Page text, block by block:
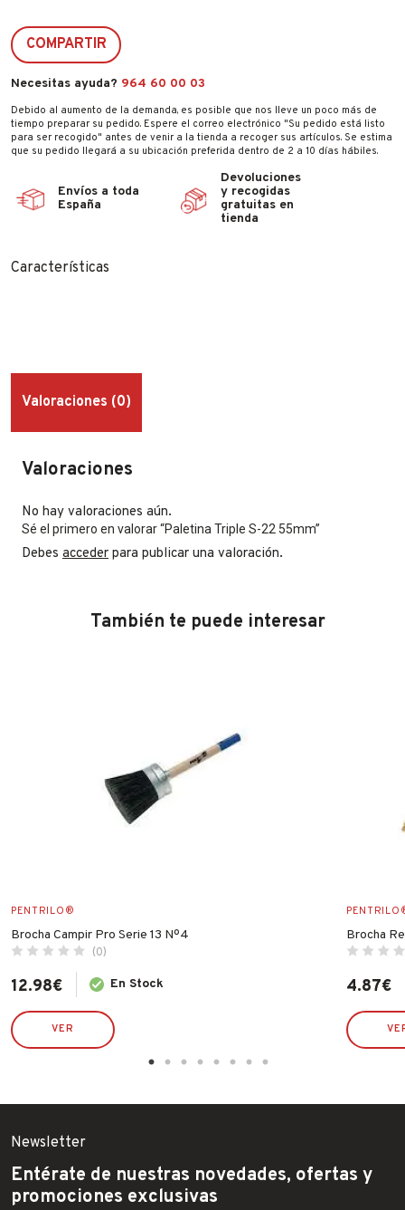
COMPARTIR
Necesitas ayuda? 964 60 00 03
Debido al aumento de la demanda, es posible que nos lleve un poco más de
tiempo preparar su pedido. Espere el correo electrónico "Su pedido está listo
para ser recogido" antes de venir a la tienda a recoger sus artículos. Se estima
que su pedido llegará a su ubicación preferida dentro de 2 a 10 días hábiles.
Envíos a toda
España
Devoluciones
y recogidas
gratuitas en
tienda
Características
Valoraciones (0)
Valoraciones
No hay valoraciones aún.
Sé el primero en valorar “Paletina Triple S-22 55mm”
Debes acceder para publicar una valoración.
También te puede interesar
PENTRILO®
Brocha Campir Pro Serie 13 Nº4
(0)
12.98€ En Stock
VER
Brocha
4.87€
Newsletter
Entérate de nuestras novedades, ofertas y
promociones exclusivas